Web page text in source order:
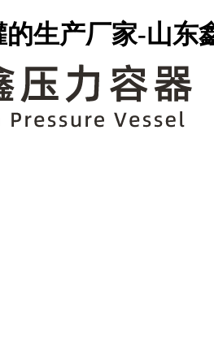
生产厂家-山东